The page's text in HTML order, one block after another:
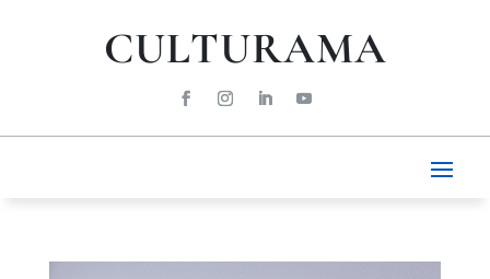
CULTURAMA